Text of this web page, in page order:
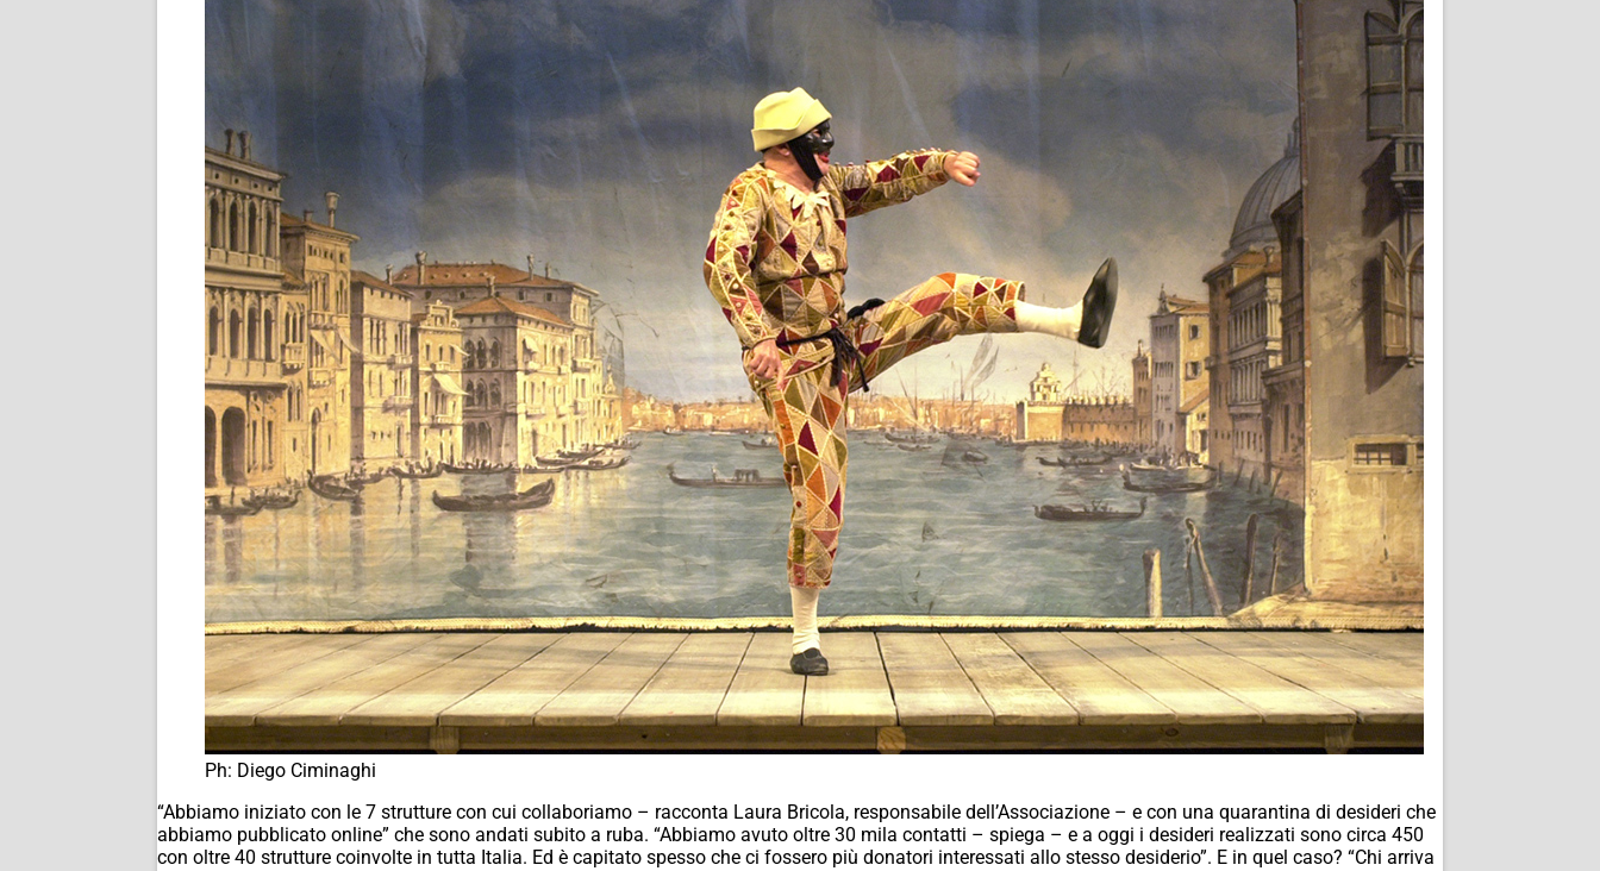
Ph: Diego Ciminaghi
“Abbiamo iniziato con le 7 strutture con cui collaboriamo – racconta Laura Bricola, responsabile dell’Associazione – e con una quarantina di desideri che
abbiamo pubblicato online” che sono andati subito a ruba. “Abbiamo avuto oltre 30 mila contatti – spiega – e a oggi i desideri realizzati sono circa 450
con oltre 40 strutture coinvolte in tutta Italia. Ed è capitato spesso che ci fossero più donatori interessati allo stesso desiderio”. E in quel caso? “Chi arriva